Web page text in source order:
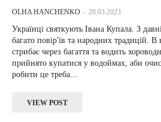
OLHA HANCHENKO - 28.03.2023
Українці святкують Івана Купала. З
багато повір'їв та народних традицій.
стрибає через багаття та водить
прийнято купатися у водоймах, аби
робити це треба...
VIEW POST